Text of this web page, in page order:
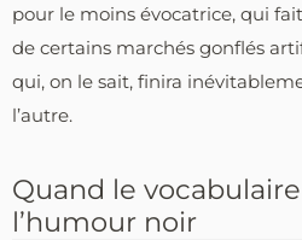
pour le moins évocatrice, qui
de certains marchés gonflés
qui, on le sait, finira
l’autre.
Quand le
l’humour noir